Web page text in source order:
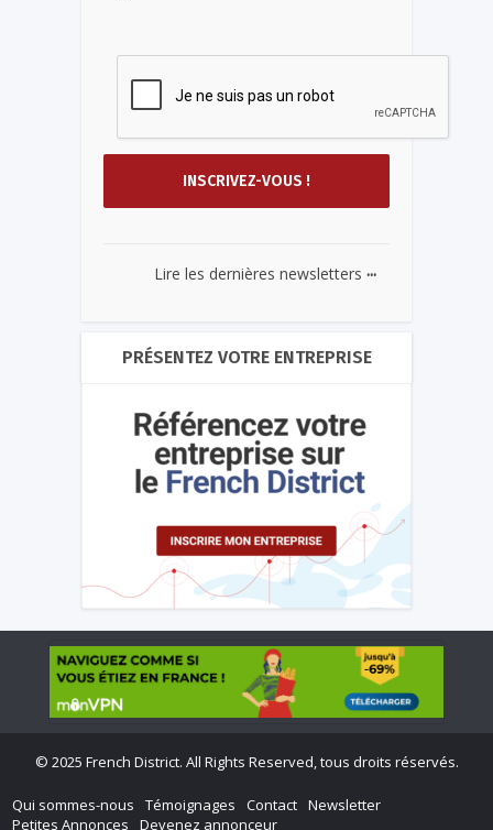
Lire les dernières newsletters ...
PRÉSENTEZ VOTRE ENTREPRISE
© 2025 French District. All Rights Reserved, tous droits réservés.
Qui sommes-nous Témoignages Contact Newsletter
Petites Annonces
Devenez annonceur